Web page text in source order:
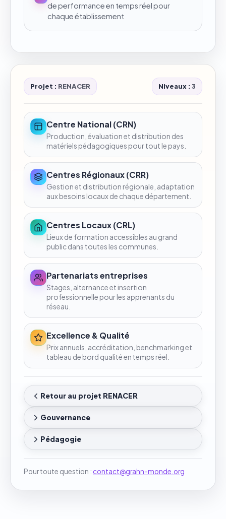
de performance en temps réel pour
chaque établissement
Projet : RENACER Niveaux : 3
Centre National (CRN)
Production, évaluation et distribution des
matériels pédagogiques pour tout le pays.
Centres Régionaux (CRR)
Gestion et distribution régionale, adaptation
aux besoins locaux de chaque département.
Centres Locaux (CRL)
Lieux de formation accessibles au grand
public dans toutes les communes.
Partenariats entreprises
Stages, alternance et insertion
professionnelle pour les apprenants du
réseau.
Excellence & Qualité
Prix annuels, accréditation, benchmarking et
tableau de bord qualité en temps réel.
Retour au projet RENACER
Gouvernance
Pédagogie
Pour toute question : contact@grahn-monde.org